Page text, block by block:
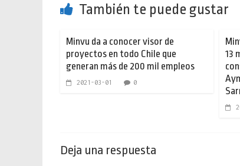
También te puede gustar
Minvu da a conocer visor de
proyectos en todo Chile que
generan más de 200 mil empleos
2021-03-01 0
13
Deja una respuesta